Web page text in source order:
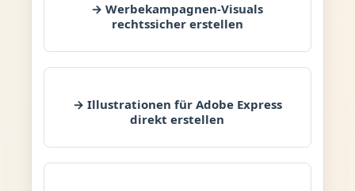
→ Werbekampagnen-Visuals
rechtssicher erstellen
→ Illustrationen für Adobe Express
direkt erstellen